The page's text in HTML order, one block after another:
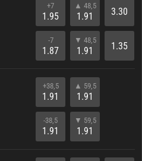
+7
1.95
-7
1.87
▲ 48,5
1.91
▼ 48,5
1.91
3.30
1.35
+38,5
1.91
-38,5
1.91
▲ 59,5
1.91
▼ 59,5
1.91